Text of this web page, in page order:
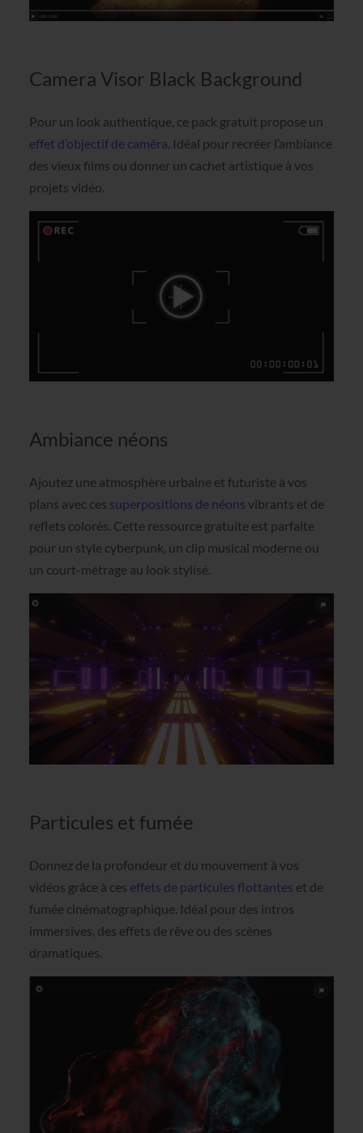
Camera Visor Black Background
Pour un look authentique, ce pack gratuit propose un
effet d’objectif de caméra. Idéal pour recréer l’ambiance
des vieux films ou donner un cachet artistique à vos
projets vidéo.
Ambiance néons
Ajoutez une atmosphère urbaine et futuriste à vos
plans avec ces superpositions de néons vibrants et de
reflets colorés. Cette ressource gratuite est parfaite
pour un style cyberpunk, un clip musical moderne ou
un court-métrage au look stylisé.
Particules et fumée
Donnez de la profondeur et du mouvement à vos
vidéos grâce à ces effets de particules flottantes et de
fumée cinématographique. Idéal pour des intros
immersives, des effets de rêve ou des scènes
dramatiques.